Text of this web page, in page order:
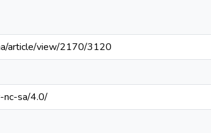
article/view/2170/3120
nc-sa/4.0/